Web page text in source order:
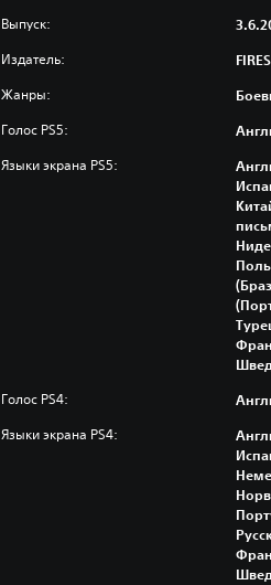
Выпуск:
Издатель:
Жанры:
Голос PS5:
Языки экрана PS5:
Голос PS4:
Языки экрана PS4: